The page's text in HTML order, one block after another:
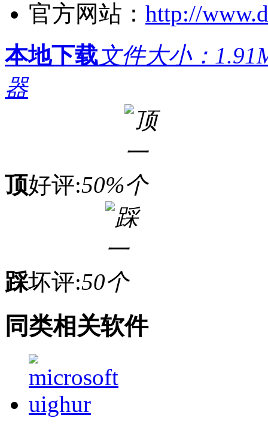
官方网站： http://
本地下载文件大小：
器
顶好评:50%
踩坏评:50
同类相关软件